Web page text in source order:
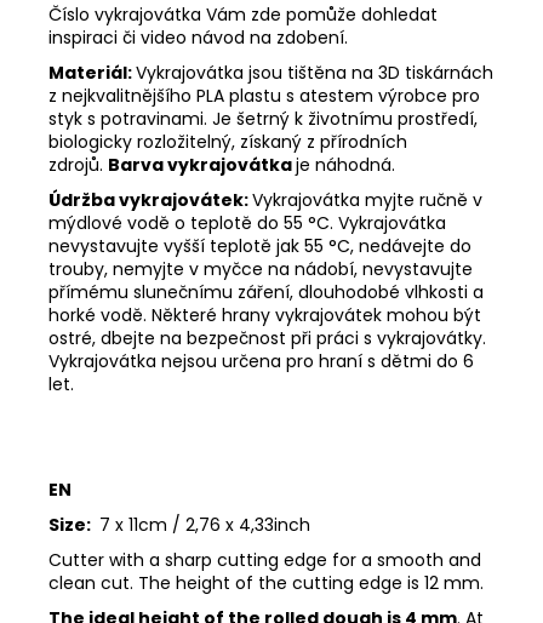
Číslo vykrajovátka Vám zde pomůže dohledat
inspiraci či video návod na zdobení.
Materiál:Vykrajovátka jsou tištěna na 3D tiskárnách
z nejkvalitnějšího PLA plastu s atestem výrobce pro
styk s potravinami. Je šetrný k životnímu prostředí,
biologicky rozložitelný, získaný z přírodních
zdrojů. Barva vykrajovátkaje náhodná.
Údržba vykrajovátek:Vykrajovátka myjte ručně v
mýdlové vodě o teplotě do 55 °C. Vykrajovátka
nevystavujte vyšší teplotě jak 55 °C, nedávejte do
trouby, nemyjte v myčce na nádobí, nevystavujte
přímému slunečnímu záření, dlouhodobé vlhkosti a
horké vodě. Některé hrany vykrajovátek mohou být
ostré, dbejte na bezpečnost při práci s vykrajovátky.
Vykrajovátka nejsou určena pro hraní s dětmi do 6
let.
EN
Size: 7 x 11cm / 2,76 x 4,33inch
Cutter with a sharp cutting edge for a smooth and
clean cut. The height of the cutting edge is 12 mm.
The ideal height of the rolled dough is 4 mm. At